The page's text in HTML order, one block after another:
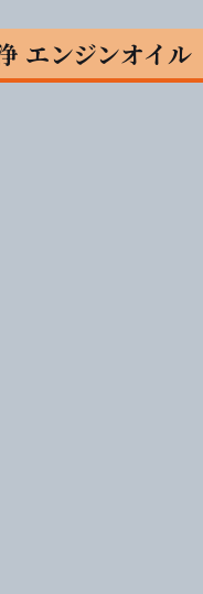
エンジンオイル